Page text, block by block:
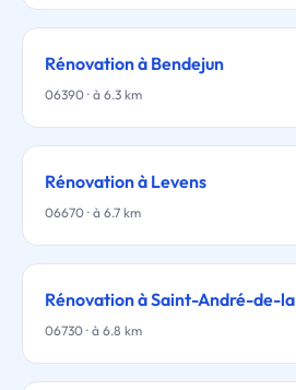
Rénovation à Bendejun
06390 · à 6.3 km
Rénovation à Levens
06670 · à 6.7 km
Rénovation à Saint-André-de-
06730 · à 6.8 km